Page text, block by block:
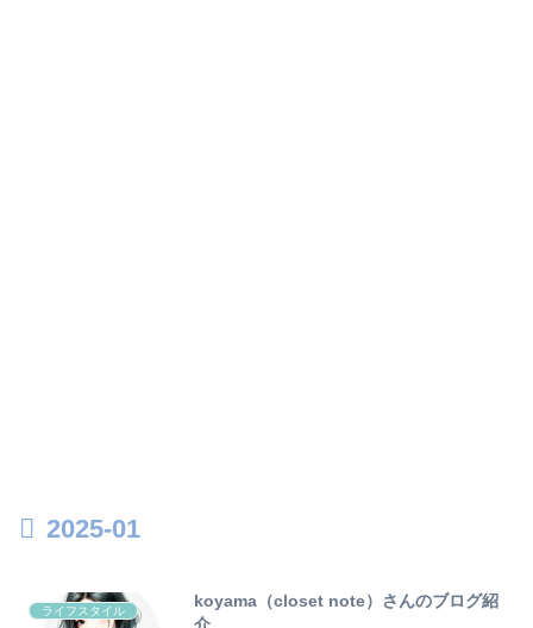
2025-01
ライフスタイル
koyama（closet note）さんのブログ紹